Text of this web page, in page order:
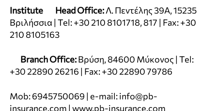
Institute Head Office:Λ. Πεντέλης 39Α, 15235
Βριλήσσια | Tel: +30 210 8101718, 817 | Fax: +30
210 8105163
Branch Office:Βρύση, 84600 Μύκονος | Tel:
+30 22890 26216 | Fax: +30 22890 79786
Mob: 6945750069 | e-mail: info@pb-
insurance.com | www.pb-insurance.com